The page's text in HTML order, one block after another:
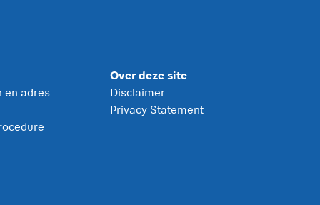
en adres
Over deze site
Disclaimer
Privacy Statement